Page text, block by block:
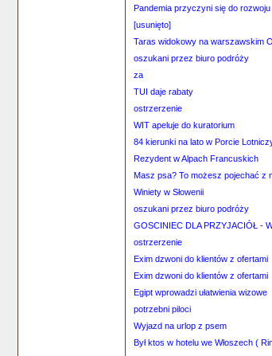
Pandemia przyczyni się do
[usunięto]
Taras widokowy na warszawskim
oszukani przez biuro podróży
za
TUI daje rabaty
ostrzerzenie
WIT apeluje do kuratorium
84 kierunki na lato w Porcie
Rezydent w Alpach Francuskich
Masz psa? To możesz pojechać z
Winiety w Słowenii
oszukani przez biuro podróży
GOSCINIEC DLA PRZYJACIÓŁ -
ostrzerzenie
Exim dzwoni do klientów z ofertami
Exim dzwoni do klientów z ofertami
Egipt wprowadzi ułatwienia wizowe
potrzebni piloci
Wyjazd na urlop z psem
Był ktos w hotelu we Włoszech (